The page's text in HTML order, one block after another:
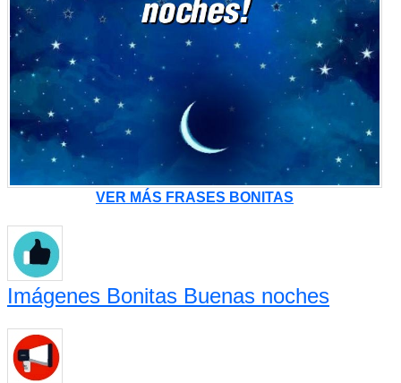
VER MÁS FRASES BONITAS
Imágenes Bonitas Buenas noches